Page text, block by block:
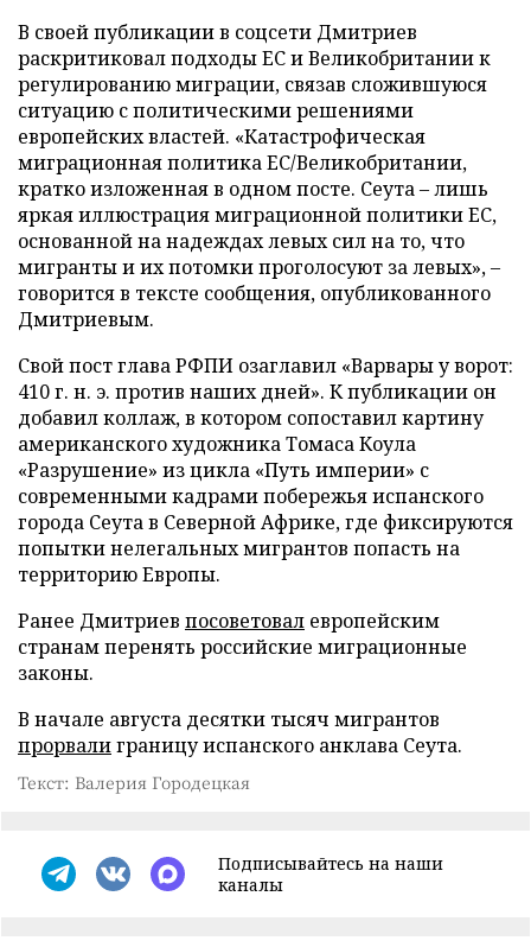
В своей публикации в соцсети Дмитриев
раскритиковал подходы ЕС и Великобритании к
регулированию миграции, связав сложившуюся
ситуацию с политическими решениями
европейских властей. «Катастрофическая
миграционная политика ЕС/Великобритании,
кратко изложенная в одном посте. Сеута – лишь
яркая иллюстрация миграционной политики ЕС,
основанной на надеждах левых сил на то, что
мигранты и их потомки проголосуют за левых», –
говорится в тексте сообщения, опубликованного
Дмитриевым.
Свой пост глава РФПИ озаглавил «Варвары у ворот:
410 г. н. э. против наших дней». К публикации он
добавил коллаж, в котором сопоставил картину
американского художника Томаса Коула
«Разрушение» из цикла «Путь империи» с
современными кадрами побережья испанского
города Сеута в Северной Африке, где фиксируются
попытки нелегальных мигрантов попасть на
территорию Европы.
Ранее Дмитриев посоветовал европейским
странам перенять российские миграционные
законы.
В начале августа десятки тысяч мигрантов
прорвалиграницу испанского анклава Сеута.
Текст: Валерия Городецкая
Подписывайтесь на наши
каналы